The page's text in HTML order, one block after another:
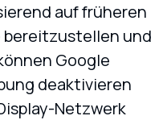
auf früheren
bereitzustellen und
Google
deaktivieren
Netzwerk